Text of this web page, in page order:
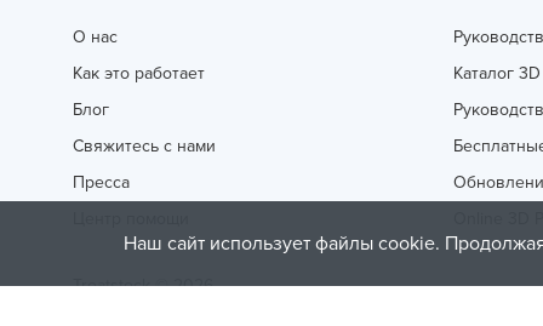
О нас
Как это работает
Блог
Свяжитесь с нами
Пресса
Каталог
Treatstock © 2026
Наш сайт использует файлы cookie.